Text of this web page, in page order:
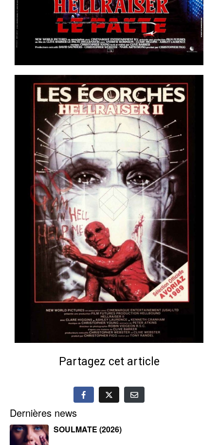
Partagez cet article
Dernières news
SOULMATE (2026)